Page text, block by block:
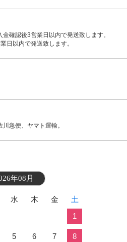
確認後3営業日以内で発送致します。
日以内で発送致します。
急便、ヤマト運輸。
年08月
水 木 金
土
1
5 6 7 8